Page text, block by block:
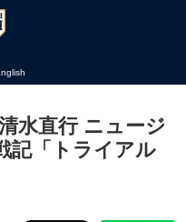
水直行 ニュージ
記「トライアル